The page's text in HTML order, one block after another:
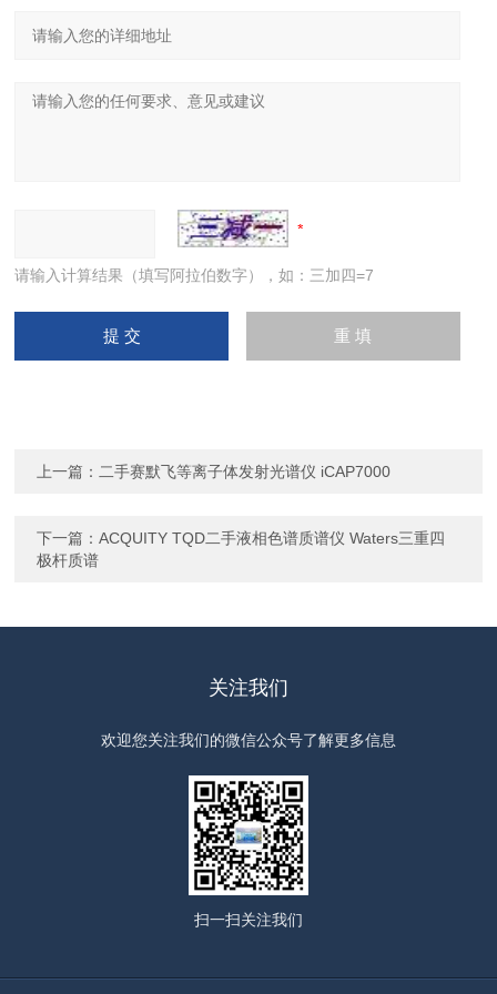
请输入计算结果（填写阿拉伯数字），如：三加四=7
上一篇： 二手赛默飞等离子体发射光谱仪 iCAP7000
下一篇：ACQUITY TQD二手液相色谱质谱仪 Waters三重四
极杆质谱
关注我们
欢迎您关注我们的微信公众号了解更多信息
扫一扫关注我们